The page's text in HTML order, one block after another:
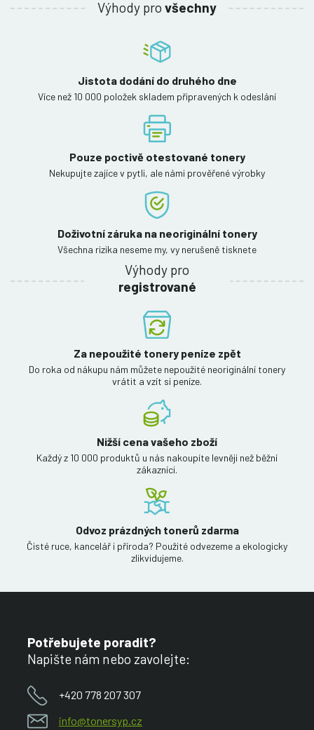
Výhody pro všechny
Jistota dodání do druhého dne
Více než 10 000 položek skladem připravených k odeslání
Pouze poctivě otestované tonery
Nekupujte zajíce v pytli, ale námi prověřené výrobky
Doživotní záruka na neoriginální tonery
Všechna rizika neseme my, vy nerušeně tisknete
Výhody pro
registrované
Za nepoužité tonery peníze zpět
Do roka od nákupu nám můžete nepoužité neoriginální tonery
vrátit a vzít si peníze.
Nižší cena vašeho zboží
Každý z 10 000 produktů u nás nakoupíte levněji než běžní
zákazníci.
Odvoz prázdných tonerů zdarma
Čisté ruce, kancelář i příroda? Použité odvezeme a ekologicky
zlikvidujeme.
Potřebujete poradit?
Napište nám nebo zavolejte:
+420 778 207 307
info@tonersyp.cz